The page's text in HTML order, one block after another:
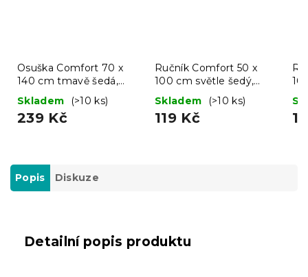
Osuška Comfort 70 x
140 cm tmavě šedá,
100% bavlna
Skladem (>10 ks)
239 Kč
Ručník Comfort 50 x
100 cm světle šedý,
100% bavlna
Skladem (>10 ks)
119 Kč
Popis Diskuze
Detailní popis produktu